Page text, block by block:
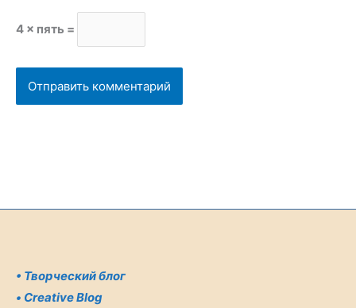
4 × пять =
• Творческий блог
• Creative Blog